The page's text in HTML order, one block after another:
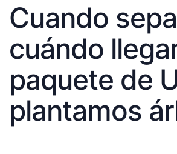
Cuando
cuándo
paquete de
plantamos